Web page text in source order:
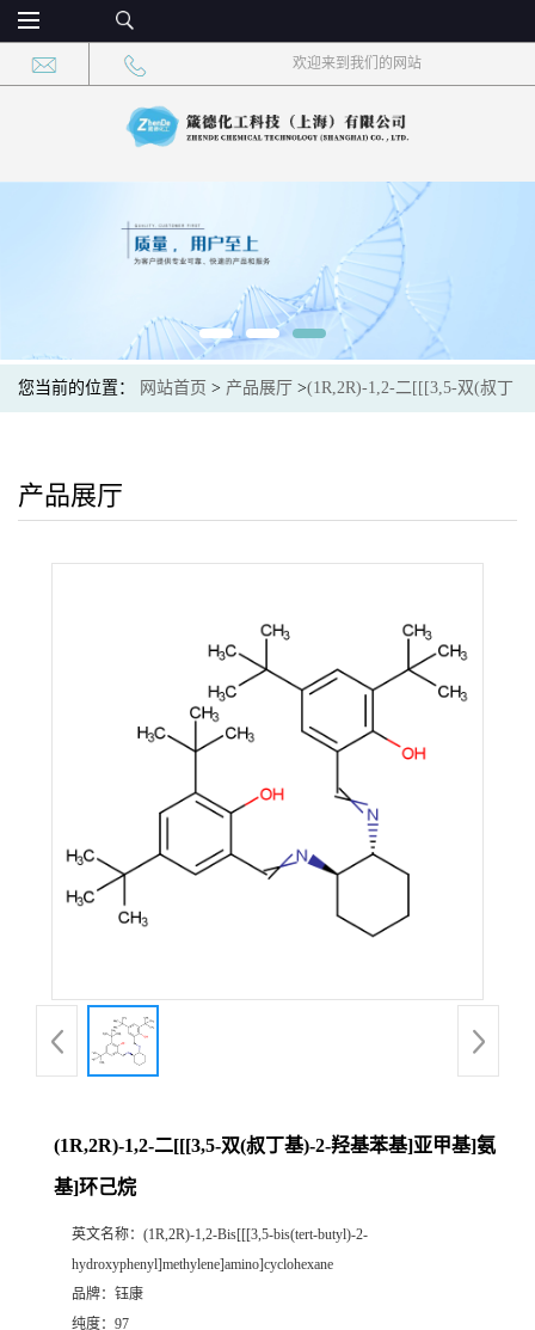
欢迎来到我们的网站
您当前的位置： 网站首页 > 产品展厅 >(1R,2R)-1,2-二[[[3,5-双(叔丁
产品展厅
(1R,2R)-1,2-二[[[3,5-双(叔丁基)-2-羟基苯基]亚甲基]氨
基]环己烷
英文名称： (1R,2R)-1,2-Bis[[[3,5-bis(tert-butyl)-2-
hydroxyphenyl]methylene]amino]cyclohexane
品牌： 钰康
纯度： 97